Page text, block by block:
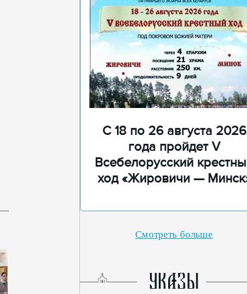
С 18 по 26 августа 2026
года пройдет V
Всебелорусский
ход «Жировичи —
Смотреть больше
УКАЗЫ